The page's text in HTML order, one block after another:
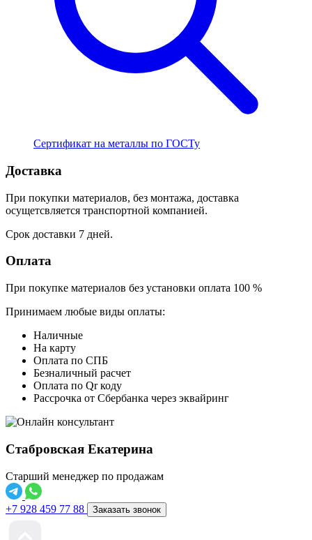
Сертификат на металлы по ГОСТу
Доставка
При покупки материалов, без монтажа, доставка
осущетсвляется транспортной компанией.
Срок доставки 7 дней.
Оплата
При покупке материалов без установки оплата 100 %
Принимаем любые виды оплаты:
Наличные
На карту
Оплата по СПБ
Безналичный расчет
Оплата по Qr коду
Рассрочка от Сбербанка через эквайринг
Стабровская Екатерина
Старший менеджер по продажам
+7 928 459 77 88 Заказать звонок